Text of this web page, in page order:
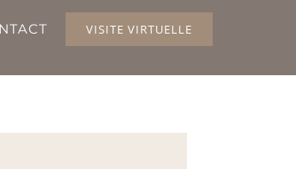
VISITE VIRTUELLE